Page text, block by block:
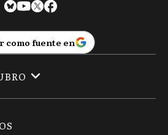
como fuente en